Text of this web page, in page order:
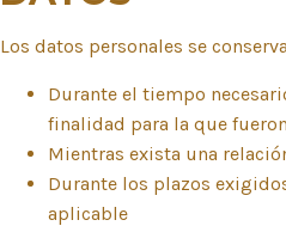
Los datos personales se
Durante el tiempo
finalidad para la que
Mientras exista una
Durante los plazos
aplicable